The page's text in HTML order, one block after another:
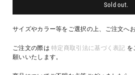
Sold out.
サイズやカラー等をご選択の上、ご注文へ
ご注文の際は特定商取引法に基づく表記 を
願いいたします。